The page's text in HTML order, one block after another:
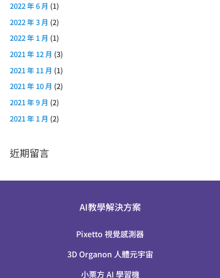
2022 年 6 月 (1)
2022 年 3 月 (2)
2022 年 1 月 (1)
2021 年 12 月 (3)
2021 年 11 月 (1)
2021 年 10 月 (2)
2021 年 9 月 (2)
2021 年 1 月 (2)
近期留言
AI教學解決方案
Pixetto 視覺感測器
3D Organon 人體元宇宙
小栗方 AI 學習機